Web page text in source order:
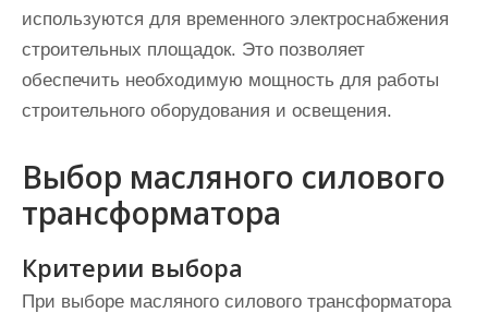
используются для временного электроснабжения
строительных площадок. Это позволяет
обеспечить необходимую мощность для работы
строительного оборудования и освещения.
Выбор масляного силового
трансформатора
Критерии выбора
При выборе масляного силового трансформатора